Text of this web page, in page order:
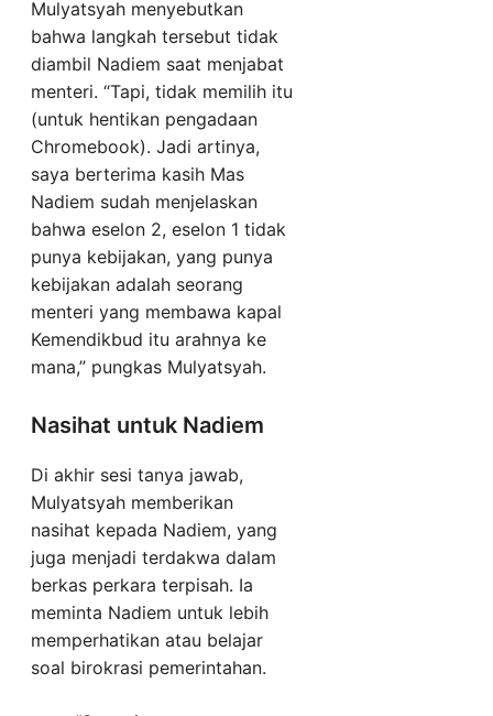
Mulyatsyah menyebutkan
bahwa langkah tersebut tidak
diambil Nadiem saat menjabat
menteri. “Tapi, tidak memilih itu
(untuk hentikan pengadaan
Chromebook). Jadi artinya,
saya berterima kasih Mas
Nadiem sudah menjelaskan
bahwa eselon 2, eselon 1 tidak
punya kebijakan, yang punya
kebijakan adalah seorang
menteri yang membawa kapal
Kemendikbud itu arahnya ke
mana,” pungkas Mulyatsyah.
Nasihat untuk Nadiem
Di akhir sesi tanya jawab,
Mulyatsyah memberikan
nasihat kepada Nadiem, yang
juga menjadi terdakwa dalam
berkas perkara terpisah. Ia
meminta Nadiem untuk lebih
memperhatikan atau belajar
soal birokrasi pemerintahan.